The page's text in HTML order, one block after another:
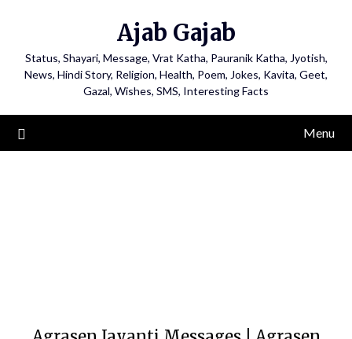
Ajab Gajab
Status, Shayari, Message, Vrat Katha, Pauranik Katha, Jyotish,
News, Hindi Story, Religion, Health, Poem, Jokes, Kavita, Geet,
Gazal, Wishes, SMS, Interesting Facts
Menu